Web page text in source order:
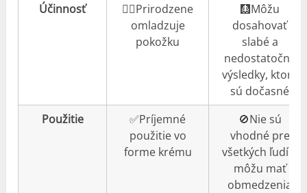
Účinnosť
👍🏼Prirodzene
omladzuje
pokožku
🩻Môžu
dosahovať
slabé a
nedostatočné
výsledky, ktoré
sú dočasné
Použitie
✅Príjemné
použitie vo
forme krému
🚫Nie sú
vhodné pre
všetkých ľudí a
môžu mať
obmedzenia